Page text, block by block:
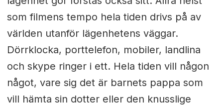
som filmens tempo hela tiden drivs på av
världen utanför lägenhetens väggar.
Dörrklocka, porttelefon, mobiler, landlina
och skype ringer i ett. Hela tiden vill någon
något, vare sig det är barnets pappa som
vill hämta sin dotter eller den knusslige